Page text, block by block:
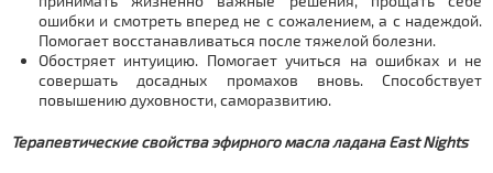
ошибки и смотреть вперед не с сожалением, а с надеждой.
Помогает восстанавливаться после тяжелой болезни.
Обостряет интуицию. Помогает учиться на ошибках и не
совершать досадных промахов вновь. Способствует
повышению духовности, саморазвитию.
Терапевтические свойства эфирного масла ладана East Nights